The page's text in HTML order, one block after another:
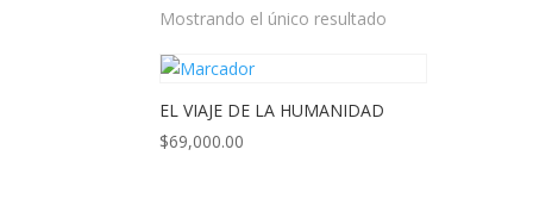
Mostrando el único resultado
EL VIAJE DE LA HUMANIDAD
$69,000.00